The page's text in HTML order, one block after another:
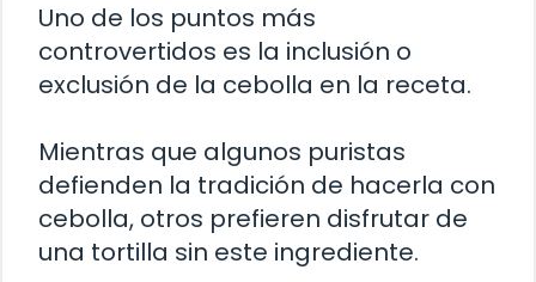
Uno de los puntos más
controvertidos es la inclusión o
exclusión de la cebolla en la receta.
Mientras que algunos puristas
defienden la tradición de hacerla con
cebolla, otros prefieren disfrutar de
una tortilla sin este ingrediente.